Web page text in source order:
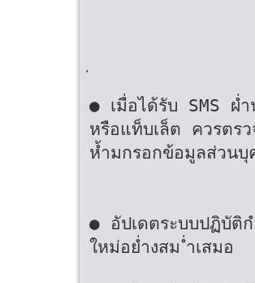
● เมื่อได้รับ SMS ผ่
หรือแท็บเล็ต ควรตรว
ห้ำมกรอกข้อมูลส่วนบุ
● อัปเดตระบบปฏิบัติ
ใหม่อย่ำงสม ่ำเสมอ